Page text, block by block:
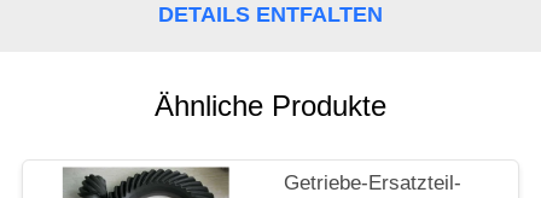
FORDERN
DETAILS ENTFALTEN
Ähnliche Produkte
Getriebe-Ersatzteil-